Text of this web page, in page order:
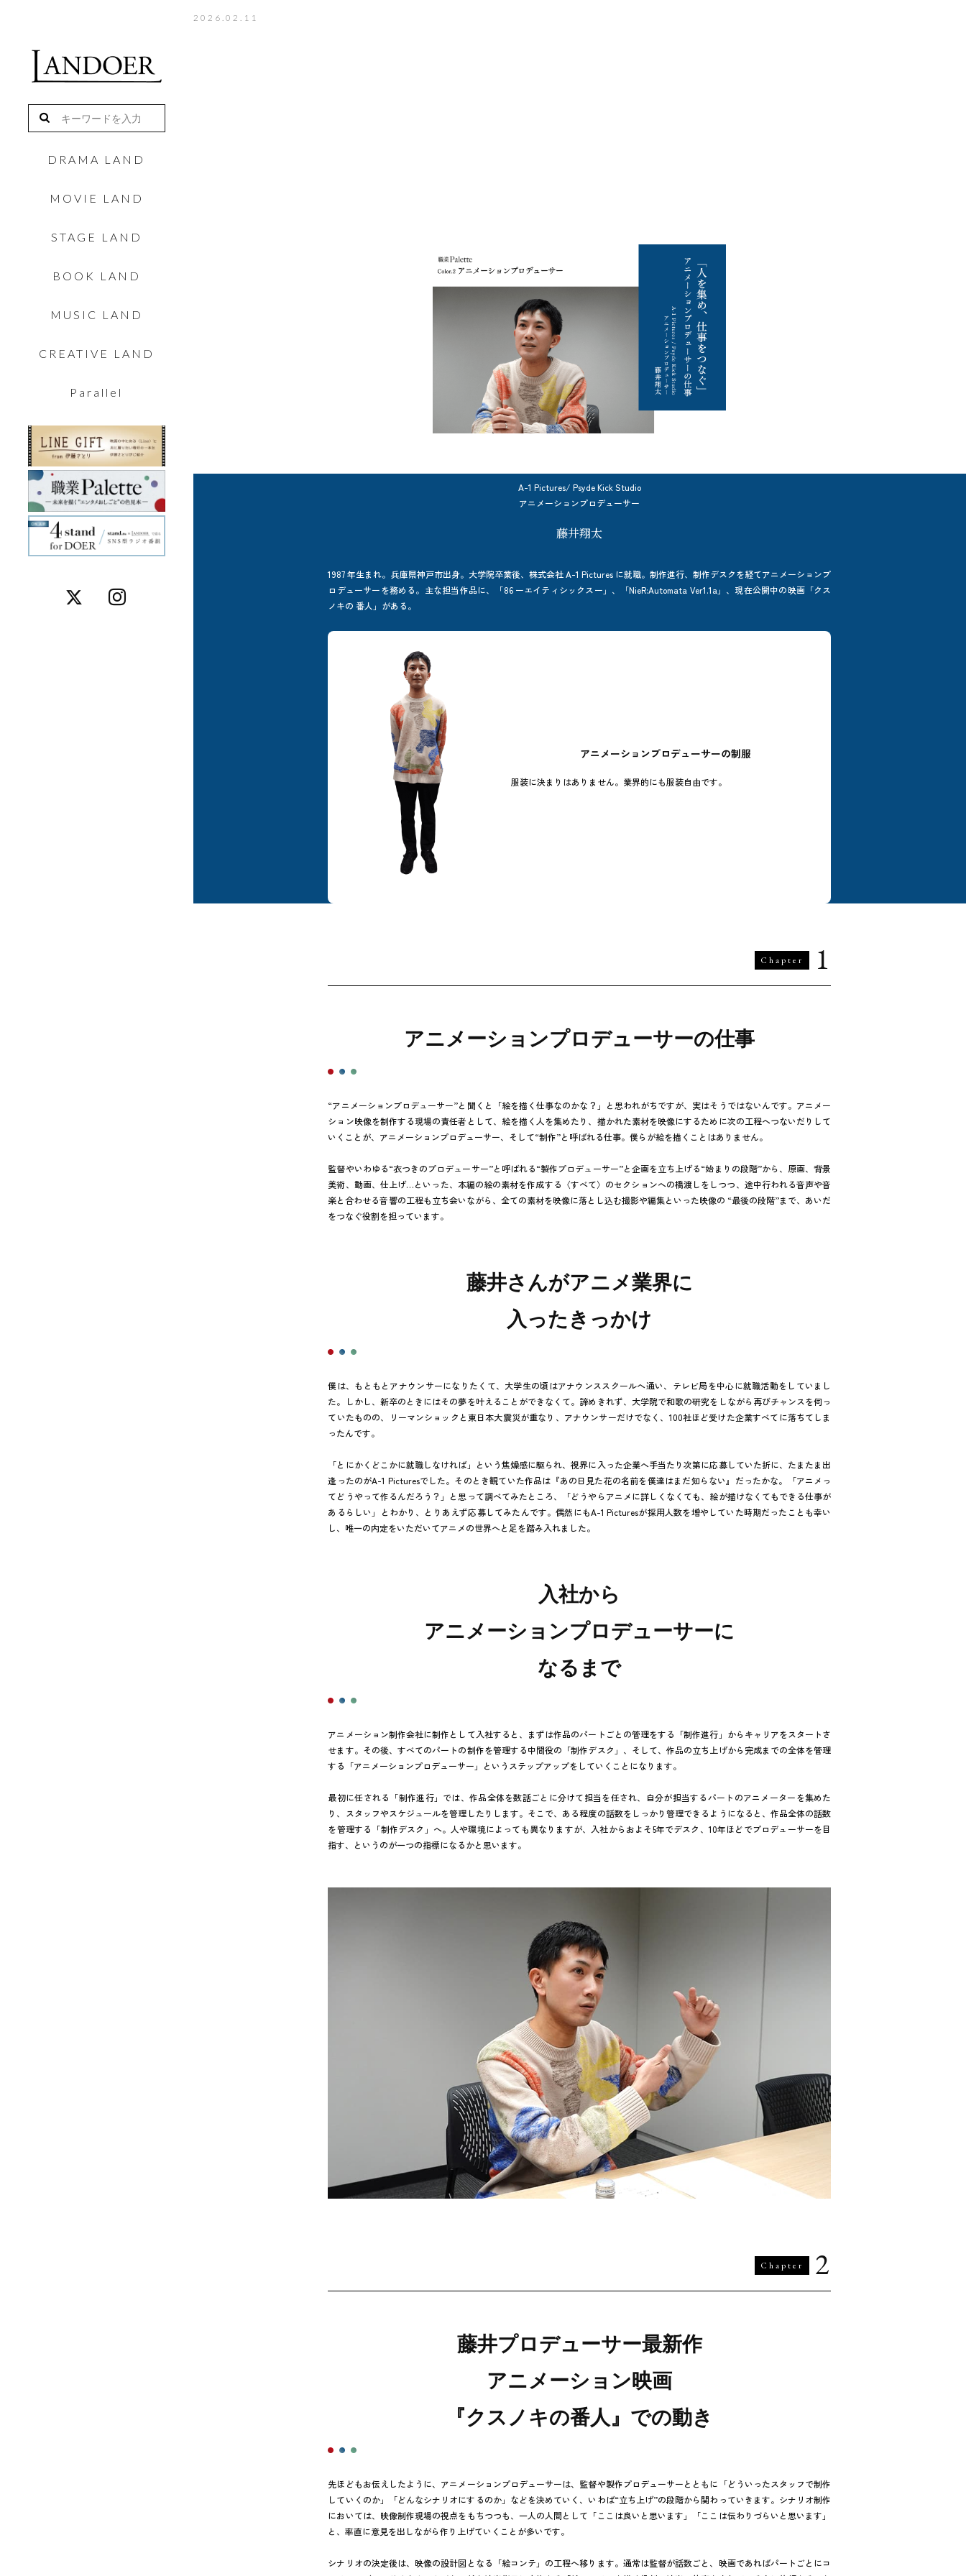
DRAMA LAND
MOVIE LAND
STAGE LAND
BOOK LAND
MUSIC LAND
CREATIVE LAND
Parallel
2026.02.11
A-1 Pictures/ Psyde Kick Studio
アニメーションプロデューサー
藤井翔太
1987 年生まれ。兵庫県神戸市出身。大学院卒業後、株式会社 A-1 Pictures に就職。制作進行、制作デスクを経てアニメーションプ
ロデューサーを務める。主な担当作品に、「86 ーエイティシックスー」、「NieR:Automata Ver1.1a」、現在公開中の映画「クス
ノキの 番人」がある。
アニメーションプロデューサーの制服
服装に決まりはありません。業界的にも服装自由です。
Chapter 1
アニメーションプロデューサーの仕事
“アニメーションプロデューサー”と聞くと「絵を描く仕事なのかな？」と思われがちですが、実はそうではないんです。アニメー
ション映像を制作する現場の責任者として、絵を描く人を集めたり、描かれた素材を映像にするために次の工程へつないだりして
いくことが、アニメーションプロデューサー、そして“制作”と呼ばれる仕事。僕らが絵を描くことはありません。
監督やいわゆる“衣つきのプロデューサー”と呼ばれる“製作プロデューサー”と企画を立ち上げる“始まりの段階”から、原画、背景
美術、動画、仕上げ…といった、本編の絵の素材を作成する〈すべて〉のセクションへの橋渡しをしつつ、途中行われる音声や音
楽と合わせる音響の工程も立ち会いながら、全ての素材を映像に落とし込む撮影や編集といった映像の “最後の段階”まで、あいだ
をつなぐ役割を担っています。
藤井さんがアニメ業界に
入ったきっかけ
僕は、もともとアナウンサーになりたくて、大学生の頃はアナウンススクールへ通い、テレビ局を中心に就職活動をしていまし
た。しかし、新卒のときにはその夢を叶えることができなくて。諦めきれず、大学院で和歌の研究をしながら再びチャンスを伺っ
ていたものの、リーマンショックと東日本大震災が重なり、アナウンサーだけでなく、100社ほど受けた企業すべてに落ちてしま
ったんです。
「とにかくどこかに就職しなければ」という焦燥感に駆られ、視界に入った企業へ手当たり次第に応募していた折に、たまたま出
逢ったのがA-1 Picturesでした。そのとき観ていた作品は『あの日見た花の名前を僕達はまだ知らない』だったかな。「アニメっ
てどうやって作るんだろう？」と思って調べてみたところ、「どうやらアニメに詳しくなくても、絵が描けなくてもできる仕事が
あるらしい」とわかり、とりあえず応募してみたんです。偶然にもA-1 Picturesが採用人数を増やしていた時期だったことも幸い
し、唯一の内定をいただいてアニメの世界へと足を踏み入れました。
入社から
アニメーションプロデューサーに
なるまで
アニメーション制作会社に制作として入社すると、まずは作品のパートごとの管理をする「制作進行」からキャリアをスタートさ
せます。その後、すべてのパートの制作を管理する中間役の「制作デスク」、そして、作品の立ち上げから完成までの全体を管理
する「アニメーションプロデューサー」というステップアップをしていくことになります。
最初に任される「制作進行」では、作品全体を数話ごとに分けて担当を任され、自分が担当するパートのアニメーターを集めた
り、スタッフやスケジュールを管理したりします。そこで、ある程度の話数をしっかり管理できるようになると、作品全体の話数
を管理する「制作デスク」へ。人や環境によっても異なりますが、入社からおよそ5年でデスク、10年ほどでプロデューサーを目
指す、というのが一つの指標になるかと思います。
Chapter 2
藤井プロデューサー最新作
アニメーション映画
『クスノキの番人』での動き
先ほどもお伝えしたように、アニメーションプロデューサーは、監督や製作プロデューサーとともに「どういったスタッフで制作
していくのか」「どんなシナリオにするのか」などを決めていく、いわば“立ち上げ”の段階から関わっていきます。シナリオ制作
においては、映像制作現場の視点をもちつつも、一人の人間として「ここは良いと思います」「ここは伝わりづらいと思います」
と、率直に意見を出しながら作り上げていくことが多いです。
シナリオの決定後は、映像の設計図となる「絵コンテ」の工程へ移ります。通常は監督が話数ごと、映画であればパートごとにコ